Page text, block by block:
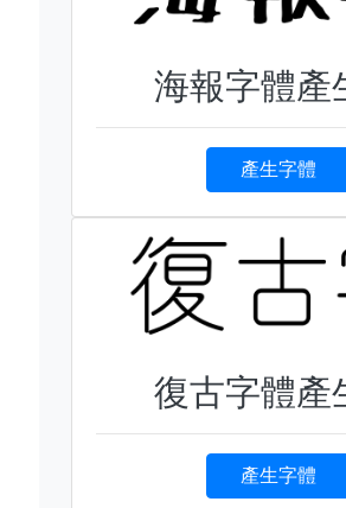
海報字體產
產生字體
復古字體產
產生字體